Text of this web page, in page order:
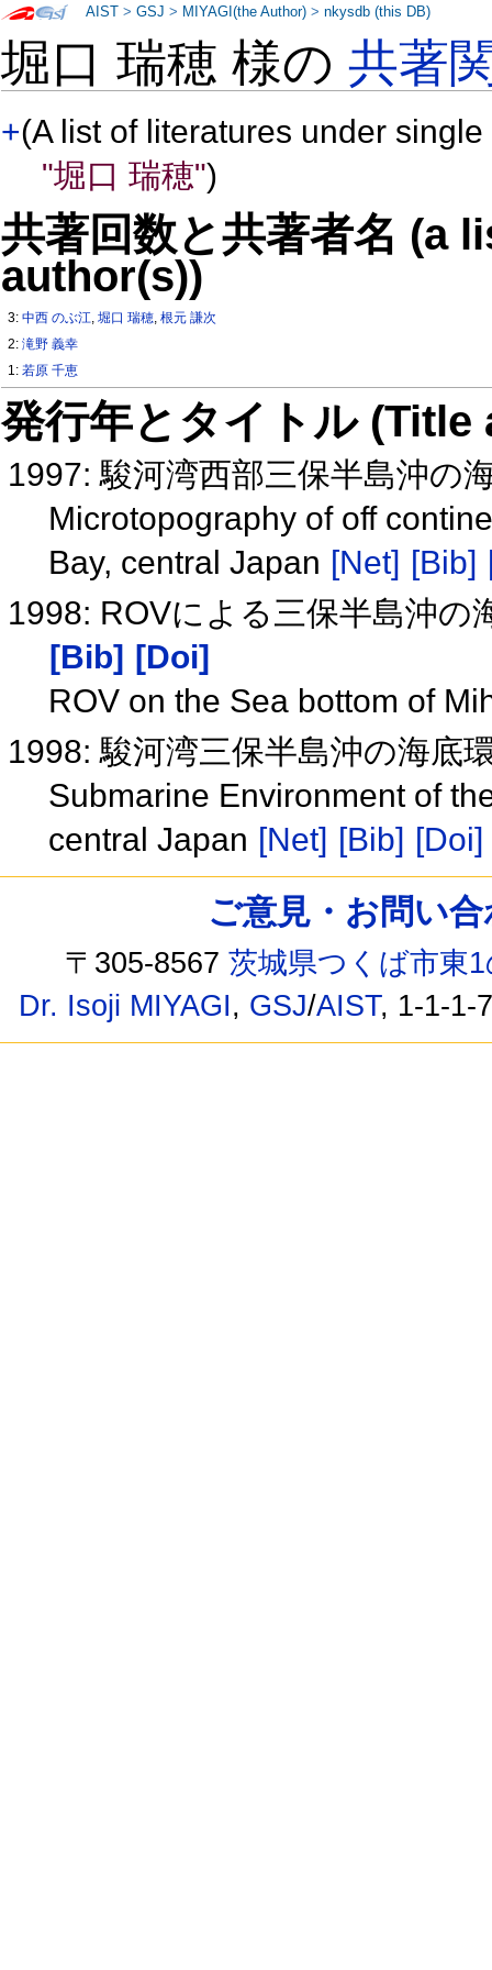
堀口 瑞穂 様の共著
+(A list of literatures under
"堀口 瑞穂")
共著回数と共著者名 (a
author(s))
3:中西 のぶ江,堀口 瑞穂,根元 謙次
2:滝野 義幸
1:若原 千恵
発行年とタイトル
1997: 駿河湾西部三保半島沖の
Microtopography of off
Bay, central Japan [Net] [Bib]
1998: ROVによる三保半島沖
[Bib]
[Doi]
ROV on the Sea bottom of
1998: 駿河湾三保半島沖の海底
Submarine Environment of
central Japan [Net] [Bib] [Doi]
AIST >GSJ > MIYAGI(the Author) >nkysdb (this DB)
ご意見・お問い
〒305-8567茨城県つくば市東
Dr. Isoji MIYAGI, GSJ/AIST, 1-1-1-